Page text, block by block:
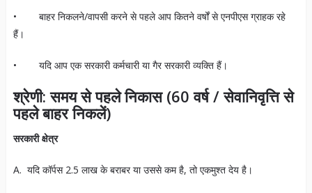
• बाहर निकलने/वापसी करने से पहले आप कितने वर्षों से एनपीएस ग्राहक रहे
हैं।
• यदि आप एक सरकारी कर्मचारी या गैर सरकारी व्यक्ति हैं।
श्रेणी:समय से पहले निकास(60वर्ष/सेवानिवृत्ति से
पहले बाहर निकलें)
सरकारी क्षेत्र
A. यदि कॉर्पस 2.5 लाख के बराबर या उससे कम है, तो एकमुश्त देय है।